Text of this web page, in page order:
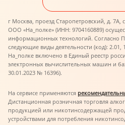
г Москва, проезд Старопетровский, д. 7А,
ООО «На_полке» (ИНН: 9704160889)
информационных технологий. Согласно
следующие виды деятельности (код): 2.01,
На_полке включено в Единый реестр
электронных вычислительных машин и
30.01.2023 № 16396).
На сервисе применяются
Дистанционная розничная торговля
продукцией или никотинсодержащей
устройствами для потребления